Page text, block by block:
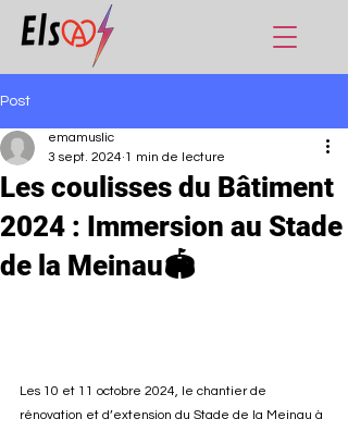
Post
Les coulisses du Bâtiment
2024 : Immersion au Stade
de la Meinau🏟️
emamuslic
3 sept. 2024 1 min de lecture
Les 10 et 11 octobre 2024, le chantier de
rénovation et d’extension du Stade de la Meinau à